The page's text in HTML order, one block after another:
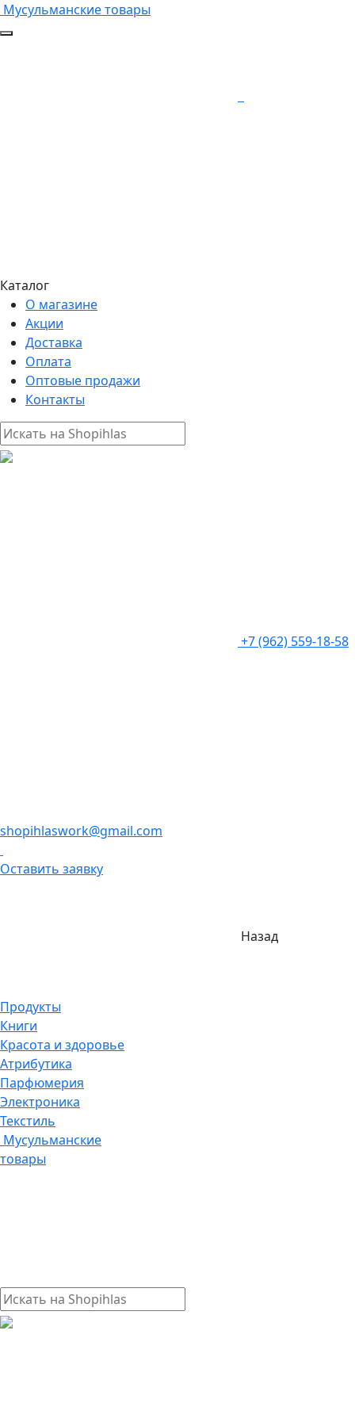
Мусульманские товары
Каталог
О магазине
Акции
Доставка
Оплата
Оптовые продажи
Контакты
+7 (962) 559-18-58
shopihlaswork@gmail.com
Оставить заявку
Назад
Продукты
Книги
Красота и здоровье
Атрибутика
Парфюмерия
Электроника
Текстиль
Мусульманские
товары